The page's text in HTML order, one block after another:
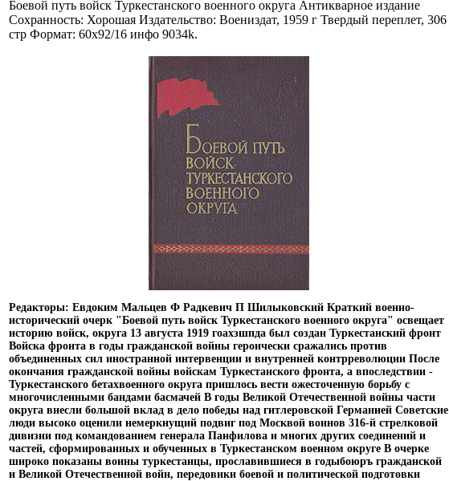
Боевой путь войск Туркестанского военного округа Антикварное издание
Сохранность: Хорошая Издательство: Воениздат, 1959 г Твердый переплет, 306
стр Формат: 60x92/16 инфо 9034k.
Редакторы: Евдоким Мальцев Ф Радкевич П Шилыковский Краткий военно-
исторический очерк "Боевой путь войск Туркестанского военного округа" освещает
историю войск, округа 13 августа 1919 гоахзшпда был создан Туркестанский фронт
Войска фронта в годы гражданской войны героически сражались против
объединенных сил иностранной интервенции и внутренней контрреволюции После
окончания гражданской войны войскам Туркестанского фронта, а впоследствии -
Туркестанского бетахвоенного округа пришлось вести ожесточенную борьбу с
многочисленными бандами басмачей В годы Великой Отечественной войны части
округа внесли большой вклад в дело победы над гитлеровской Германией Советские
люди высоко оценили немеркнущий подвиг под Москвой воинов 316-й стрелковой
дивизии под командованием генерала Панфилова и многих других соединений и
частей, сформированных и обученных в Туркестанском военном округе В очерке
широко показаны воины туркестанцы, прославившиеся в годыбоюръ гражданской
и Великой Отечественной войн, передовики боевой и политической подготовки